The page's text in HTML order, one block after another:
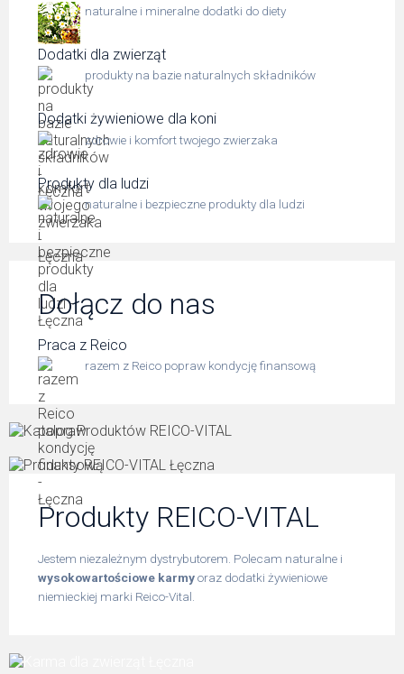
naturalne i mineralne dodatki do diety
Dodatki dla zwierząt
produkty na bazie naturalnych składników
Dodatki żywieniowe dla koni
zdrowie i komfort twojego zwierzaka
Produkty dla ludzi
naturalne i bezpieczne produkty dla ludzi
Dołącz do nas
Praca z Reico
razem z Reico popraw kondycję finansową
Produkty REICO-VITAL
Jestem niezależnym dystrybutorem. Polecam naturalne i
wysokowartościowe karmyoraz dodatki żywieniowe
niemieckiej marki Reico-Vital.